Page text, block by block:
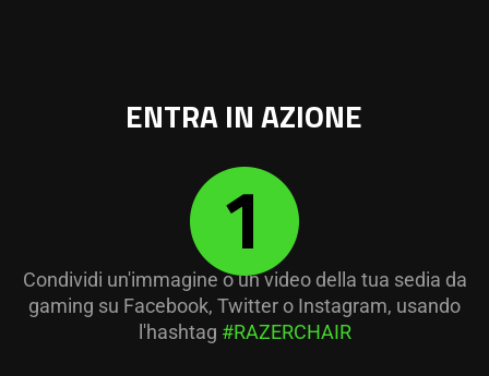
ENTRA IN AZIONE
Condividi un'immagine o un video della tua sedia da
gaming su Facebook, Twitter o Instagram, usando
l'hashtag #RAZERCHAIR